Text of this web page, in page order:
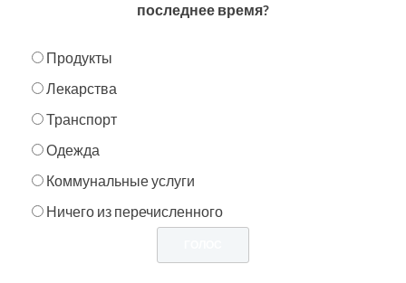
последнее время?
Продукты
Лекарства
Транспорт
Одежда
Коммунальные услуги
Ничего из перечисленного